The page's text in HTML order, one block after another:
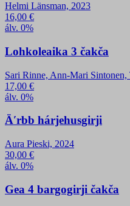
Helmi Länsman, 2023
16,00 €
álv. 0%
Lohkoleaika 3 čakča
Sari Rinne, Ann-Mari
17,00 €
álv. 0%
Äʹrbb hárjehusgirji
Aura Pieski, 2024
30,00 €
álv. 0%
Gea 4 bargogirji čakča